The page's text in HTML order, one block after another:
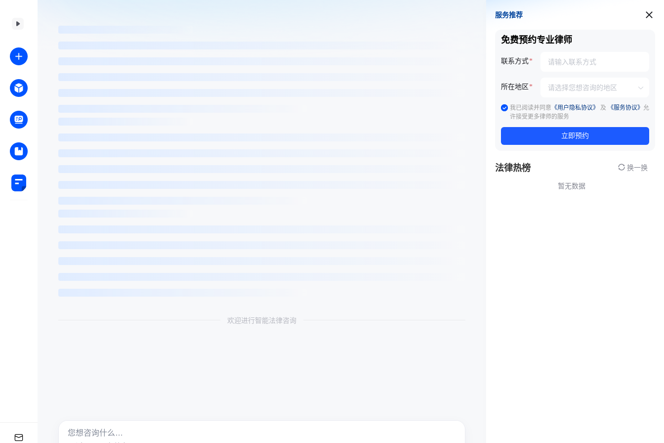
欢迎进行智能法律咨询
服务推荐
服务推荐
免费预约专业律师
联系方式
所在地区
我已阅读并同意 《用户隐私协议》 及 《服务协议》 允
许接受更多律师的服务
立即预约
法律热榜 换一换
暂无数据